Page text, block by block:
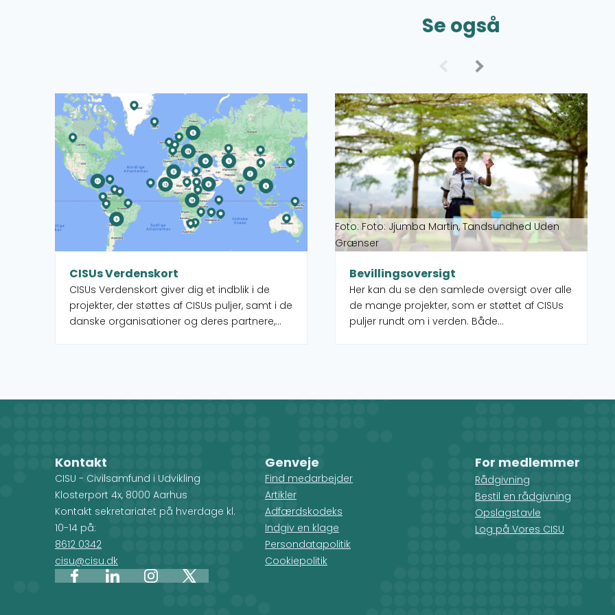
Se også
CISUs Verdenskort
CISUs Verdenskort giver dig et indblik i de
projekter, der støttes af CISUs puljer, samt i de
danske organisationer og deres partnere,
der arbejder i det pågældende land.
Læs mere om CISUs Verdenskort
Foto: Foto: Jjumba Martin, Tandsundhed Uden
Grænser
Bevillingsoversigt
Her kan du se den samlede oversigt over alle
de mange projekter, som er støttet af CISUs
puljer rundt om i verden. Både
Læs mere om Bevillingsoversigt
Kontakt
CISU - Civilsamfund i Udvikling
Klosterport 4x, 8000 Aarhus
Kontakt sekretariatet på hverdage kl.
10-14 på:
8612 0342
cisu@cisu.dk
FacebookLinkedInInstagram
X
Genveje
Find medarbejder
Artikler
Adfærdskodeks
Indgiv en klage
Persondatapolitik
Cookiepolitik
For medlemmer
Rådgivning
Bestil en rådgivning
Opslagstavle
Log på Vores CISU